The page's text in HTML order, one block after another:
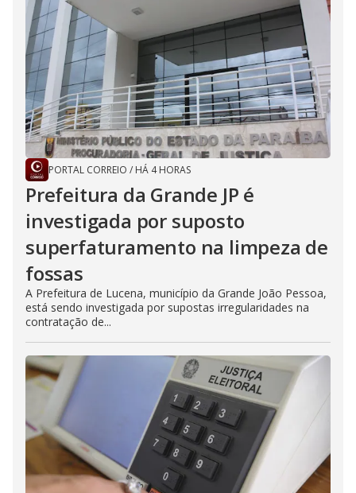
PORTAL CORREIO / HÁ 4 HORAS
Prefeitura da Grande JP é
investigada por suposto
superfaturamento na limpeza de
fossas
A Prefeitura de Lucena, município da Grande João Pessoa,
está sendo investigada por supostas irregularidades na
contratação de...